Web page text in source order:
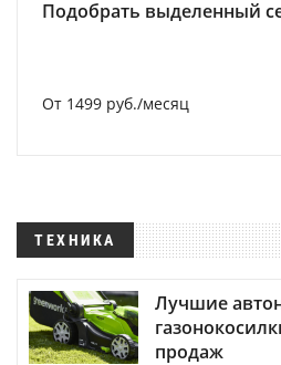
Подобрать выделенный
От 1499 руб./месяц
ТЕХНИКА
Лучшие
продаж